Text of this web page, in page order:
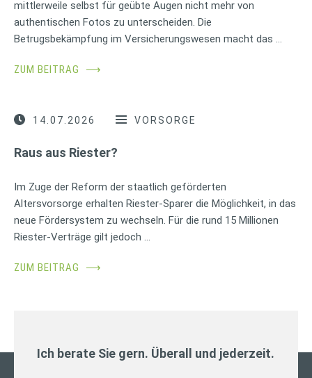
mittlerweile selbst für geübte Augen nicht mehr von
authentischen Fotos zu unterscheiden. Die
Betrugsbekämpfung im Versicherungswesen macht das …
ZUM BEITRAG ⟶
14.07.2026 VORSORGE
Raus aus Riester?
Im Zuge der Reform der staatlich geförderten
Altersvorsorge erhalten Riester-Sparer die Möglichkeit, in das
neue Fördersystem zu wechseln. Für die rund 15 Millionen
Riester-Verträge gilt jedoch …
ZUM BEITRAG ⟶
Ich berate Sie gern. Überall und jederzeit.